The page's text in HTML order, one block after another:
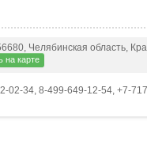
Челябинская область,
на карте
02-34, 8-499-649-12-54, +7-